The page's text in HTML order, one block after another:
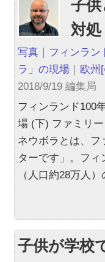
子
対処
写真 ｜ フィンラン
ラ」の現場 ｜ 欧州
2018/9/19 編集局
フィンランド100
場 (下) ファミリ
ネウボラとは、フ
ターです」。フ
（人口約28万人
子供が学校